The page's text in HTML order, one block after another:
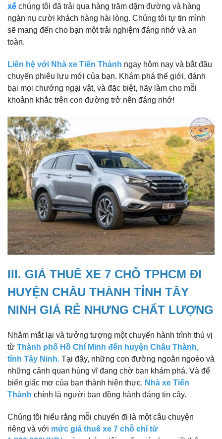
xế chúng tôi đã trải qua hàng trăm dặm đường và hàng
ngàn nụ cười khách hàng hài lòng. Chúng tôi tự tin mình
sẽ mang đến cho bạn một trải nghiệm đáng nhớ và an
toàn.
Liên hệ với Nhà xe Tiến Thành ngay hôm nay và bắt đầu
chuyến phiêu lưu mới của bạn. Khám phá thế giới, đánh
bại mọi chướng ngại vật, và đặc biệt, hãy làm cho mỗi
khoảnh khắc trên con đường trở nên đáng nhớ!
III. GIÁ THUÊ XE 7 CHỖ TPHCM ĐI
HUYỆN CHÂU THÀNH TỈNH TÂY
NINH GIÁ RẺ NHƯNG CHẤT LƯỢNG
Nhắm mắt lại và tưởng tượng một chuyến hành trình thú vị
từ Thành phố Hồ Chí Minh đến huyện Châu Thành,
tỉnh Tây Ninh. Tại đây, những con đường ngoằn ngoèo và
những cảnh quan hùng vĩ đang chờ bạn khám phá. Và để
biến giấc mơ của bạn thành hiện thực, Nhà xe Tiến
Thành chính là người bạn đồng hành đáng tin cậy.
Chúng tôi hiểu rằng mỗi chuyến đi là một câu chuyện
riêng và với mức giá thuê xe 7 chỗ chỉ từ